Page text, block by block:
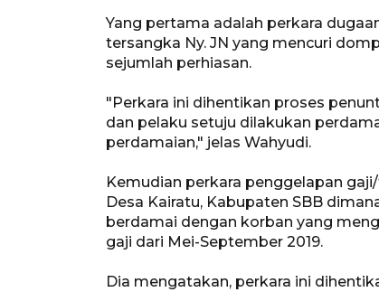
Yang pertama adalah perkara
tersangka Ny. JN yang mencuri
sejumlah perhiasan.
"Perkara ini dihentikan proses
dan pelaku setuju dilakukan
perdamaian," jelas Wahyudi.
Kemudian perkara penggelapan
Desa Kairatu, Kabupaten SBB
berdamai dengan korban yang
gaji dari Mei-September 2019.
Dia mengatakan, perkara ini